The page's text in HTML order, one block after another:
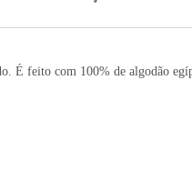
É feito com 100% de algodão